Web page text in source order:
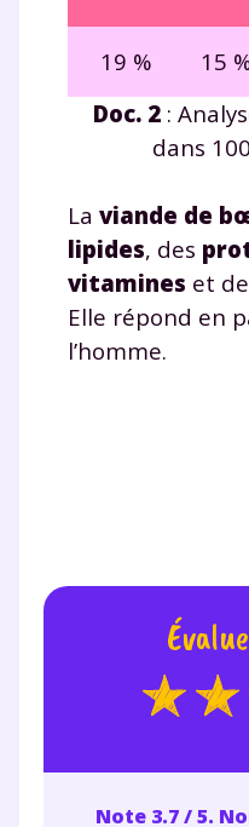
19 % 15
Doc. 2 :
dans
La viande de
lipides, des
vitamines et de
Elle répond en
l’homme.
Note 3.7 / 5.
consulternotre